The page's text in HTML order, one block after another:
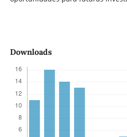
Downloads